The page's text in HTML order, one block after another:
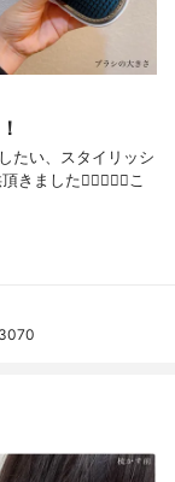
たい、スタイリッシ
ました🧝‍♀️✨✨✨こ